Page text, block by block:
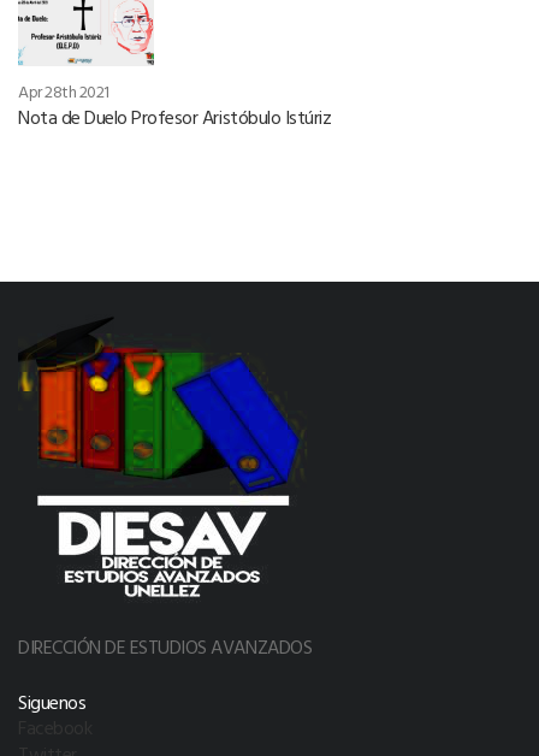
Apr 28th 2021
Nota de Duelo Profesor Aristóbulo Istúriz
DIRECCIÓN DE ESTUDIOS AVANZADOS
Siguenos